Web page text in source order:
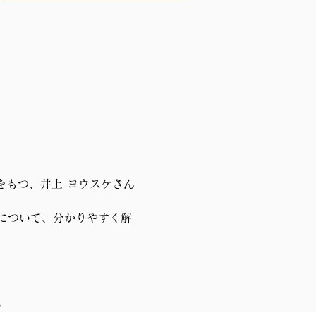
もつ、井上 ヨウスケさん
ついて、分かりやすく解